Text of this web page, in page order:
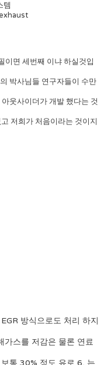
템
이면 세번째 이냐 하실것입
박사님들 연구자들이 수만
웃사이더가 개발 했다는 것
저희가 처음이라는 것이지
방식으로도 처리 하지
가스를 저감은 물론 연료
통 30% 정도 유로 6, 는